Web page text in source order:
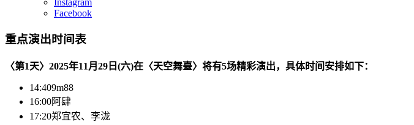
Facebook
重点演出时间表
〈第1天〉2025年11月29日(六)在〈天空舞臺〉将有5场精彩演出，具体时间安排如下：
14:409m88
16:00阿肆
17:20郑宜农、李泷